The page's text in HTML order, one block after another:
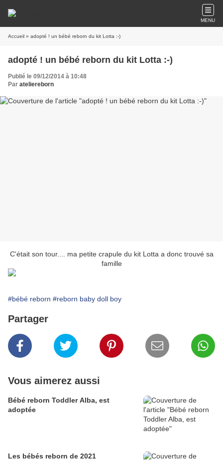
MENU
Accueil » adopté ! un bébé reborn du kit Lotta :-)
adopté ! un bébé reborn du kit Lotta :-)
Publié le 09/12/2014 à 10:48
Par ateliereborn
C'était son tour.... ma petite crapule du kit Lotta a donc trouvé sa
famille
#bébé reborn #reborn baby doll boy
Partager
Vous aimerez aussi
Bébé reborn Toddler Alba, est
adoptée
Les bébés reborn de 2021